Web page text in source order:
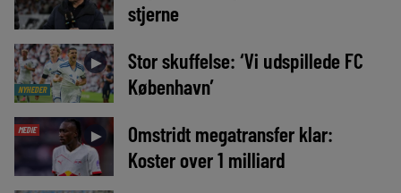
stjerne
NYHEDER
►
Stor skuffelse: ‘Vi udspillede FC
København’
MEDIE ►
Omstridt megatransfer klar:
Koster over 1 milliard